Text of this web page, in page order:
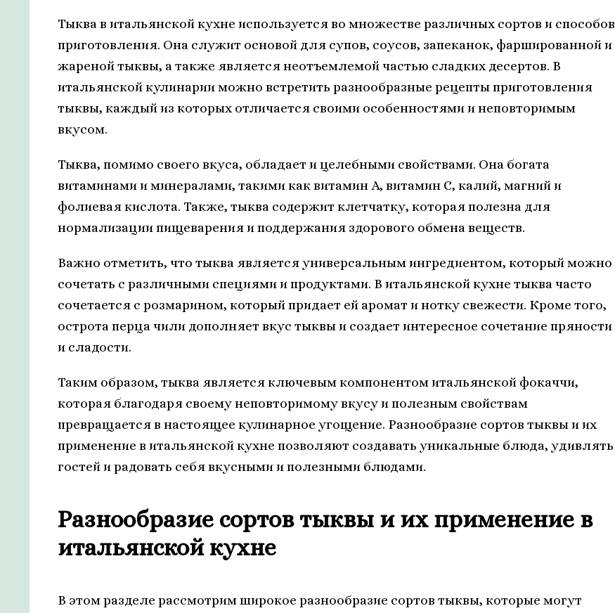
Тыква в итальянской кухне используется во множестве различных сортов и способов
приготовления. Она служит основой для супов, соусов, запеканок, фаршированной и
жареной тыквы, а также является неотъемлемой частью сладких десертов. В
итальянской кулинарии можно встретить разнообразные рецепты приготовления
тыквы, каждый из которых отличается своими особенностями и неповторимым
вкусом.
Тыква, помимо своего вкуса, обладает и целебными свойствами. Она богата
витаминами и минералами, такими как витамин A, витамин C, калий, магний и
фолиевая кислота. Также, тыква содержит клетчатку, которая полезна для
нормализации пищеварения и поддержания здорового обмена веществ.
Важно отметить, что тыква является универсальным ингредиентом, который можно
сочетать с различными специями и продуктами. В итальянской кухне тыква часто
сочетается с розмарином, который придает ей аромат и нотку свежести. Кроме того,
острота перца чили дополняет вкус тыквы и создает интересное сочетание пряности
и сладости.
Таким образом, тыква является ключевым компонентом итальянской фокаччи,
которая благодаря своему неповторимому вкусу и полезным свойствам
превращается в настоящее кулинарное угощение. Разнообразие сортов тыквы и их
применение в итальянской кухне позволяют создавать уникальные блюда, удивлять
гостей и радовать себя вкусными и полезными блюдами.
Разнообразие сортов тыквы и их применение в
итальянской кухне
В этом разделе рассмотрим широкое разнообразие сортов тыквы, которые могут